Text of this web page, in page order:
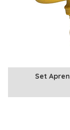
Set